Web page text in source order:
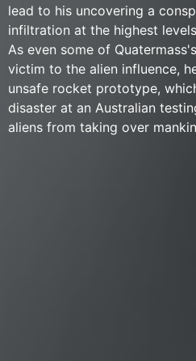
lead to his uncovering a
infiltration at the highest
As even some of
victim to the alien influence,
unsafe rocket prototype,
disaster at an Australian
aliens from taking over